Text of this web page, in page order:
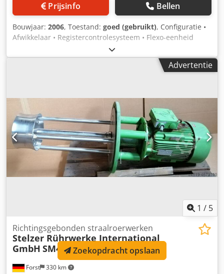
Prijsinfo Bellen
Bouwjaar: 2006, Toestand: goed (gebruikt), Configuratie •
Afwikkelaar • Registercontrolesysteem • Flexo-eenheid
(inkt-/lakapplicatie) • Lamineer-/Koudfoliemodule •
Stansunit • GEW UV-droger • Snijunit • Opwikkelaar _____
Machineb eschrijving Csdpfx Aoynkwnsl Soha De ABG
etikettenproductie. De geïnstalleerde flexo-eenheid maakt
het mogelijk om lak of steunkleuren aan te brengen. De
lamineer-/koudfoliemodule biedt waarde-verhogende
veredeling. De stans- en snijunits zorgen voor
nauwkeurige afwerking en rolconversie. De semi-rotatieve
functionaliteit levert kostenefficiënte flexibiliteit voor korte
runs, terwijl de volledig rotatieve modus hogere
productiviteit mogelijk maakt. _____
Advertentie
1 / 5
Forst 330 km
Richtingsgebonden straalroerwerken
Stelzer Rührwerke International
GmbH SM460-DFZoekopdracht opslaan